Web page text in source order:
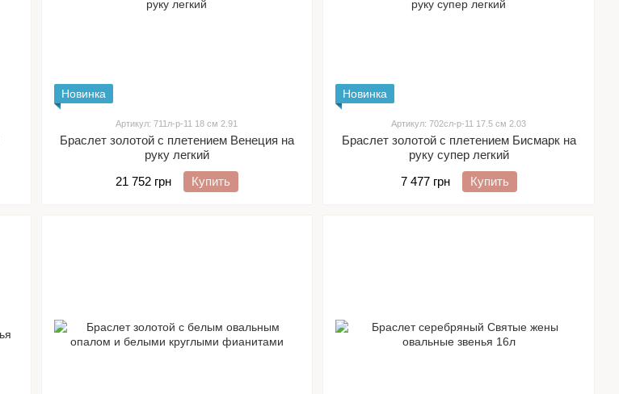
Новинка
Артикул: 711л-р-11 18 см 2.91
Браслет золотой с плетением Венеция на
руку легкий
21 752 грн
Купить
Новинка
Артикул: 702сл-р-11 17.5 см 2.03
Браслет золотой с плетением Бисмарк на
руку супер легкий
7 477 грн
Купить